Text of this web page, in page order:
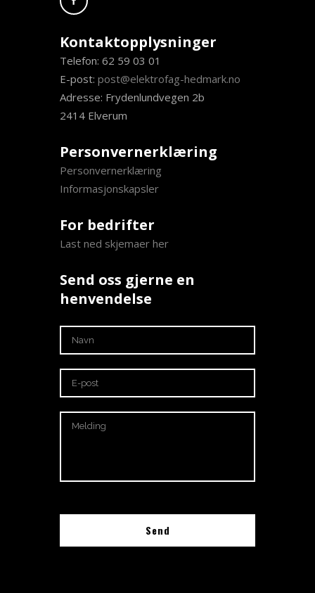
Kontaktopplysninger
Telefon: 62 59 03 01
E-post: post@elektrofag-hedmark.no
Adresse: Frydenlundvegen 2b
2414 Elverum
Personvernerklæring
Personvernerklæring
Informasjonskapsler
For bedrifter
Last ned skjemaer her
Send oss gjerne en
henvendelse